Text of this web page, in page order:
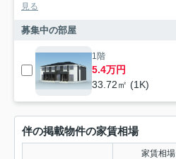
見る
募集中の部屋
1階
5.4万円
33.72㎡ (1K)
伴の掲載物件の家賃相場
家賃相場